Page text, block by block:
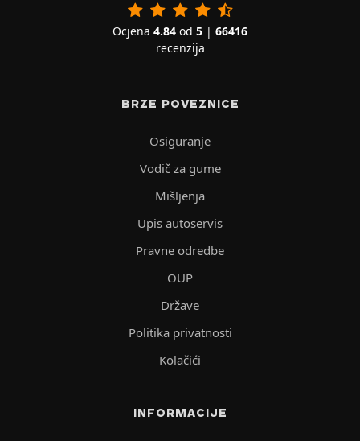
Ocjena 4.84 od 5 | 66416
recenzija
BRZE POVEZNICE
Osiguranje
Vodič za gume
Mišljenja
Upis autoservis
Pravne odredbe
OUP
Države
Politika privatnosti
Kolačići
INFORMACIJE